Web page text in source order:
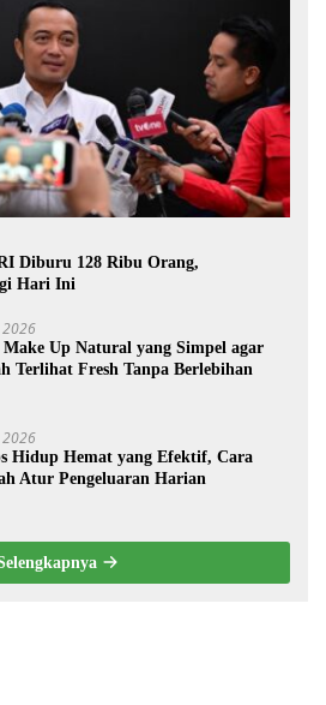
Diburu 128 Ribu Orang,
Hari Ini
2026
Make Up Natural yang Simpel agar
Terlihat Fresh Tanpa Berlebihan
2026
Hidup Hemat yang Efektif, Cara
Atur Pengeluaran Harian